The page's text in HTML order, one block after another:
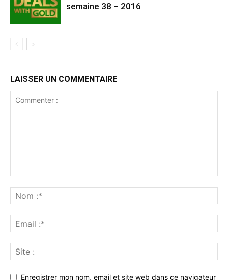
semaine 38 – 2016
LAISSER UN COMMENTAIRE
Enregistrer mon nom, email et site web dans ce navigateur